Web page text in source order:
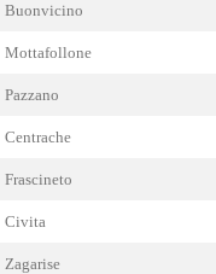
Buonvicino
Mottafollone
Pazzano
Centrache
Frascineto
Civita
Zagarise